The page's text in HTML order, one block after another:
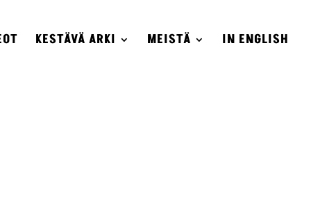
KESTÄVÄ ARKI MEISTÄ IN ENGLISH